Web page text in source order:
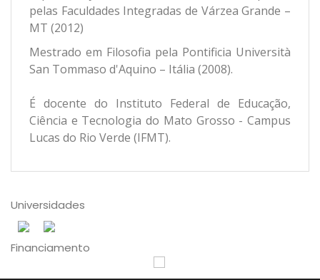
pelas Faculdades Integradas de Várzea Grande –
MT (2012)
Mestrado em Filosofia pela Pontificia Università
San Tommaso d'Aquino – Itália (2008).
É docente do Instituto Federal de Educação,
Ciência e Tecnologia do Mato Grosso - Campus
Lucas do Rio Verde (IFMT).
Universidades
Financiamento